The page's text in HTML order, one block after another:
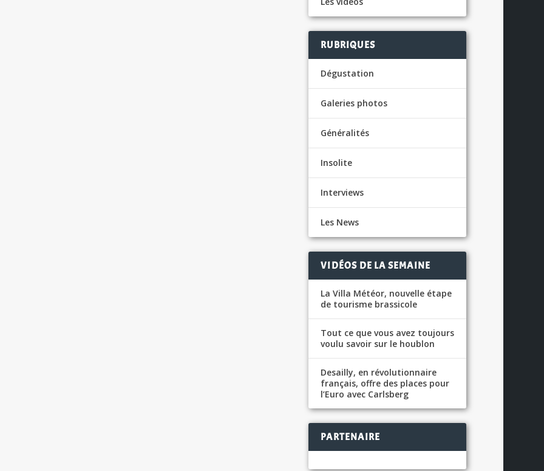
RUBRIQUES
Dégustation
Galeries photos
Généralités
Insolite
Interviews
Les News
VIDÉOS DE LA SEMAINE
La Villa Météor, nouvelle étape
de tourisme brassicole
Tout ce que vous avez toujours
voulu savoir sur le houblon
Desailly, en révolutionnaire
français, offre des places pour
l’Euro avec Carlsberg
PARTENAIRE